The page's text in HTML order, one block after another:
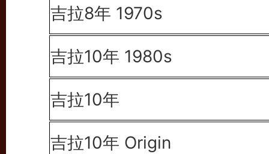
吉拉8年 1970s
吉拉10年 1980s
吉拉10年
吉拉10年 Origin